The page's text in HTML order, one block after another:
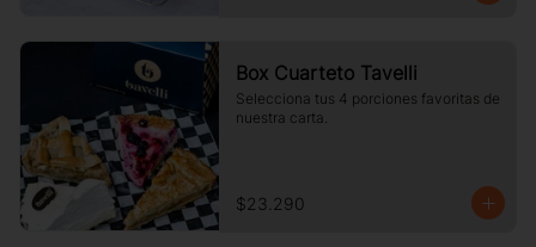
Box Cuarteto Tavelli
Selecciona tus 4 porciones favoritas de
nuestra carta.
$23.290